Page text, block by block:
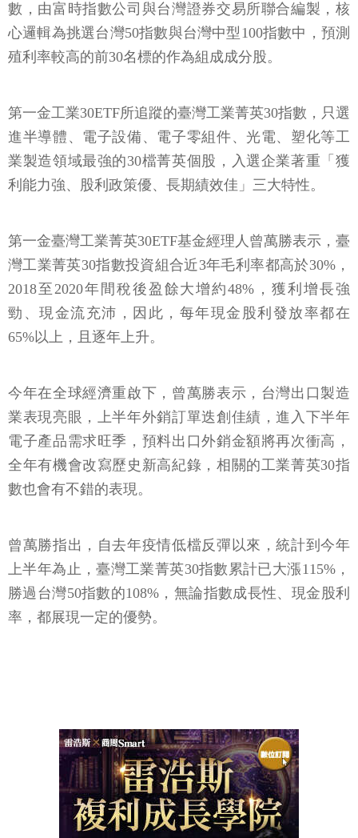
數，由富時指數公司與台灣證券交易所聯合編製，核
心邏輯為挑選台灣50指數與台灣中型100指數中，預測
殖利率較高的前30名標的作為組成成分股。
第一金工業30ETF所追蹤的臺灣工業菁英30指數，只選
進半導體、電子設備、電子零組件、光電、塑化等工
業製造領域最強的30檔菁英個股，入選企業著重「獲
利能力強、股利政策優、長期績效佳」三大特性。
第一金臺灣工業菁英30ETF基金經理人曾萬勝表示，臺
灣工業菁英30指數投資組合近3年毛利率都高於30%，
2018至2020年間稅後盈餘大增約48%，獲利增長強
勁、現金流充沛，因此，每年現金股利發放率都在
65%以上，且逐年上升。
今年在全球經濟重啟下，曾萬勝表示，台灣出口製造
業表現亮眼，上半年外銷訂單迭創佳績，進入下半年
電子產品需求旺季，預料出口外銷金額將再次衝高，
全年有機會改寫歷史新高紀錄，相關的工業菁英30指
數也會有不錯的表現。
曾萬勝指出，自去年疫情低檔反彈以來，統計到今年
上半年為止，臺灣工業菁英30指數累計已大漲115%，
勝過台灣50指數的108%，無論指數成長性、現金股利
率，都展現一定的優勢。